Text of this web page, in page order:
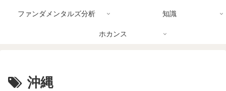
ファンダメンタルズ分析 知識
ホカンス
沖縄